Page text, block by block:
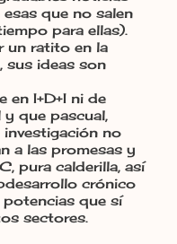
que no salen
para ellas).
un ratito en la
sus ideas son
en I+D+I ni de
y que pascual,
investigación no
a las promesas y
pura calderilla, así
crónico
que sí
sectores.